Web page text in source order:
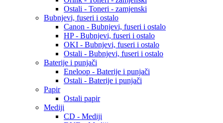
Ostali - Toneri - zamjenski
Bubnjevi, fuseri i ostalo
Canon - Bubnjevi, fuseri i ostalo
HP - Bubnjevi, fuseri i ostalo
OKI - Bubnjevi, fuseri i ostalo
Ostali - Bubnjevi, fuseri i ostalo
Baterije i punjači
Eneloop - Baterije i punjači
Ostali - Baterije i punjači
Papir
Ostali papir
Mediji
CD - Mediji